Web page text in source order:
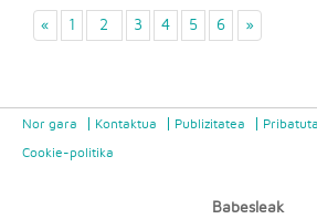
« 1 2 3 4 5 6 »
Nor gara Kontaktua Publizitatea
Cookie-politika
Babesleak